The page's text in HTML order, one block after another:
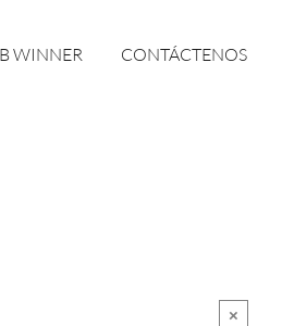
WINNER CONTÁCTENOS
×